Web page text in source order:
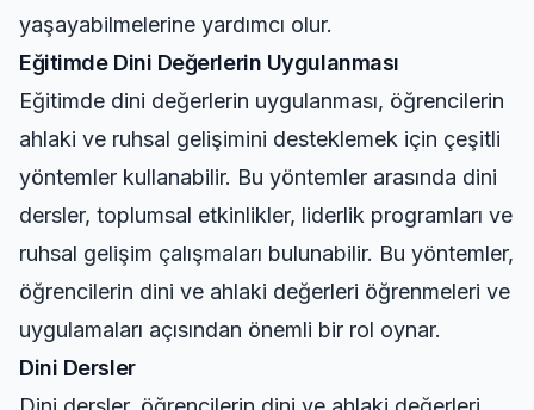
yaşayabilmelerine yardımcı olur.
Eğitimde Dini Değerlerin Uygulanması
Eğitimde dini değerlerin uygulanması, öğrencilerin
ahlaki ve ruhsal gelişimini desteklemek için çeşitli
yöntemler kullanabilir. Bu yöntemler arasında dini
dersler, toplumsal etkinlikler, liderlik programları ve
ruhsal gelişim çalışmaları bulunabilir. Bu yöntemler,
öğrencilerin dini ve ahlaki değerleri öğrenmeleri ve
uygulamaları açısından önemli bir rol oynar.
Dini Dersler